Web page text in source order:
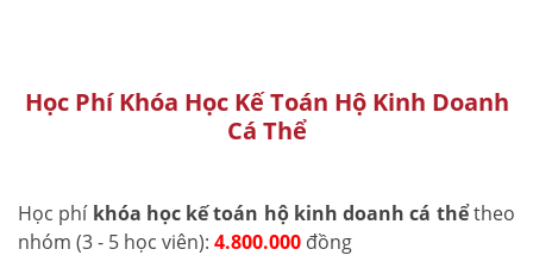
Học Phí Khóa Học Kế Toán Hộ Kinh Doanh
Cá Thể
Học phí khóa học kế toán hộ kinh doanh cá thểtheo
nhóm (3 - 5 học viên): 4.800.000 đồng